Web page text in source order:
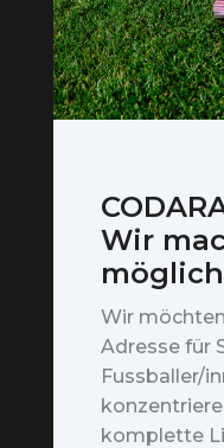
Wir
Wir
Adresse für
Fussballer/
komplette